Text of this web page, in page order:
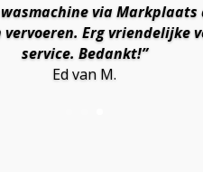
via
Erg vriendelijke
service. Bedankt!”
Ed van M.